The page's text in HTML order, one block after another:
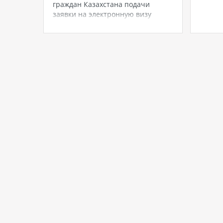
граждан Казахстана подачи
заявки на электронную визу
цифровая виза, которую можно